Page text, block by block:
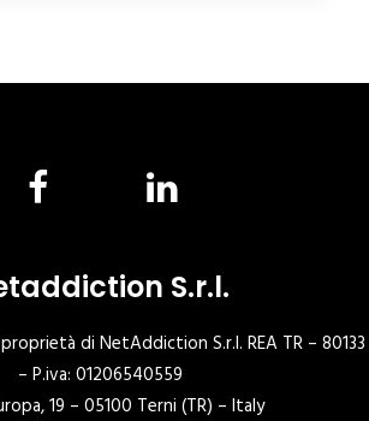
S.r.l.
di NetAddiction S.r.l. REA TR – 80133
– P.iva: 01206540559
19 – 05100 Terni (TR) – Italy